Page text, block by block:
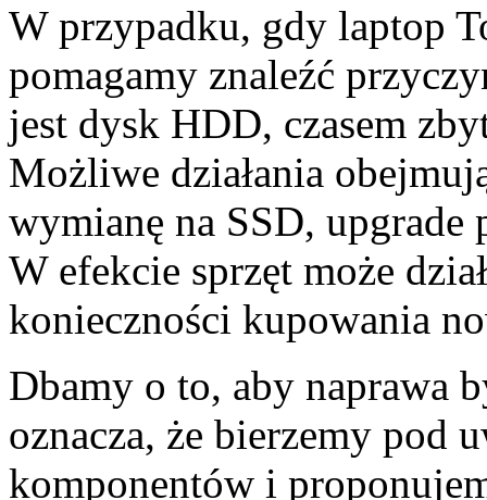
W przypadku, gdy laptop
pomagamy znaleźć
jest dysk HDD, czasem
Możliwe działania
wymianę na SSD, upgrade
W efekcie sprzęt może
konieczności kupowania
Dbamy o to, aby naprawa
oznacza, że bierzemy pod
komponentów i